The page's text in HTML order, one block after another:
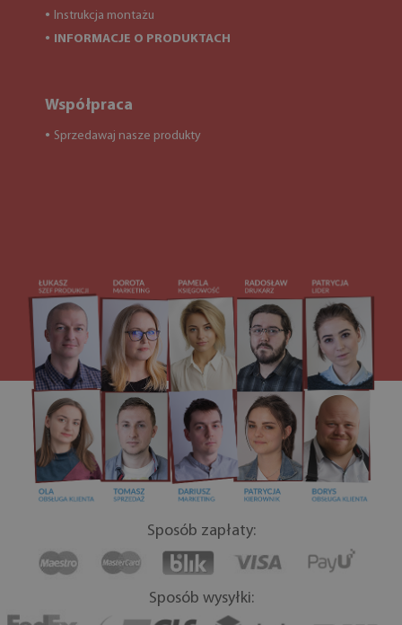
● Instrukcja montażu
● INFORMACJE O PRODUKTACH
Współpraca
● Sprzedawaj nasze produkty
Sposób zapłaty:
Sposób wysyłki: